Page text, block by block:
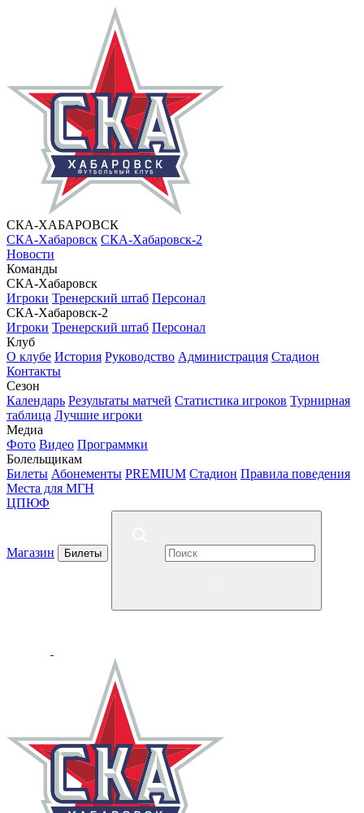
СКА-ХАБАРОВСК
СКА-Хабаровск СКА-Хабаровск-2
Новости
Команды
СКА-Хабаровск
Игроки Тренерский штаб Персонал
СКА-Хабаровск-2
Игроки Тренерский штаб Персонал
Клуб
О клубе История Руководство Администрация Стадион
Контакты
Сезон
Календарь Результаты матчей Статистика игроков Турнирная
таблица Лучшие игроки
Медиа
Фото Видео Программки
Болельщикам
Билеты Абонементы PREMIUM Стадион Правила поведения
Места для МГН
ЦПЮФ
Магазин Билеты